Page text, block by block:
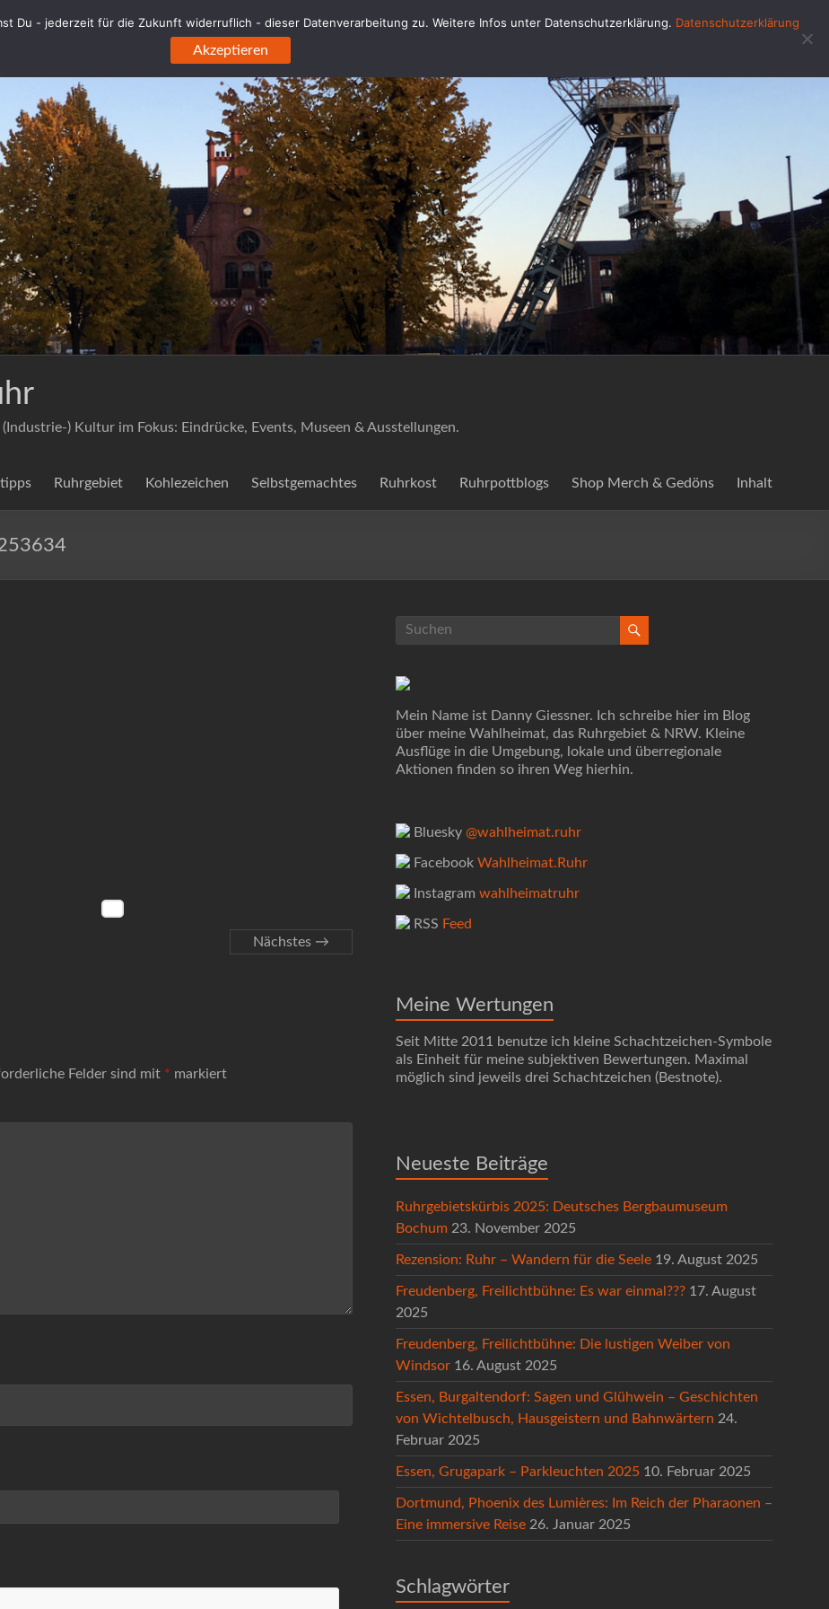
) Kultur im Fokus: Eindrücke, Events, Museen & Ausstellungen.
Ruhrgebiet Kohlezeichen Selbstgemachtes Ruhrkost Ruhrpottblogs Shop Merch & Gedöns Inhalt
Nächstes →
Felder sind mit * markiert
Mein Name ist Danny Giessner. Ich schreibe hier im Blog
über meine Wahlheimat, das Ruhrgebiet & NRW. Kleine
Ausflüge in die Umgebung, lokale und überregionale
Aktionen finden so ihren Weg hierhin.
Bluesky @wahlheimat.ruhr
Facebook Wahlheimat.Ruhr
Instagram wahlheimatruhr
RSS Feed
Meine Wertungen
Seit Mitte 2011 benutze ich kleine Schachtzeichen-Symbole
als Einheit für meine subjektiven Bewertungen. Maximal
möglich sind jeweils drei Schachtzeichen (Bestnote).
Neueste Beiträge
Ruhrgebietskürbis 2025: Deutsches Bergbaumuseum
Bochum 23. November 2025
Rezension: Ruhr – Wandern für die Seele 19. August 2025
Freudenberg, Freilichtbühne: Es war einmal??? 17. August
2025
Freudenberg, Freilichtbühne: Die lustigen Weiber von
Windsor 16. August 2025
Essen, Burgaltendorf: Sagen und Glühwein – Geschichten
von Wichtelbusch, Hausgeistern und Bahnwärtern 24.
Februar 2025
Essen, Grugapark – Parkleuchten 2025 10. Februar 2025
Dortmund, Phoenix des Lumières: Im Reich der Pharaonen –
Eine immersive Reise 26. Januar 2025
Schlagwörter
Du - jederzeit für die Zukunft widerruflich - dieser Datenverarbeitung zu. Weitere Infos unter Datenschutzerklärung. Datenschutzerklärung
Akzeptieren